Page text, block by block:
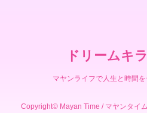
ドリームキ
マヤンライフで人生と時間
Copyright© Mayan Time / マヤンタイ